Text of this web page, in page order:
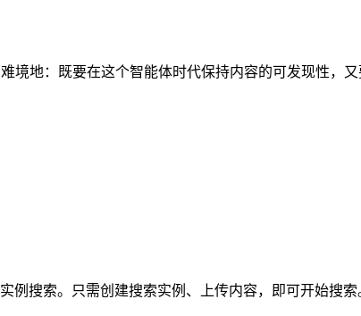
地：既要在这个智能体时代保持内容的可发现性，
例搜索。只需创建搜索实例、上传内容，即可开始搜索